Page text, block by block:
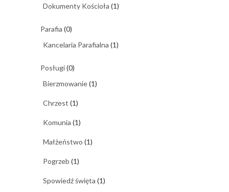
Dokumenty Kościoła (1)
Parafia (0)
Kancelaria Parafialna (1)
Posługi(0)
Bierzmowanie(1)
Chrzest (1)
Komunia (1)
Małżeństwo (1)
Pogrzeb (1)
Spowiedź święta (1)